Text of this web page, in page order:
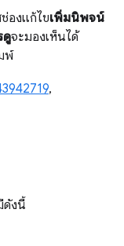
องแก้ไขเพิ่มนิพจน์
ดูจะมองเห็นได้
พ์
,
ดังนี้